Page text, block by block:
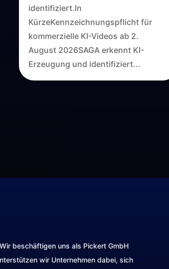
identifiziert.In
KürzeKennzeichnungspflicht für
kommerzielle KI-Videos ab 2.
August 2026SAGA erkennt KI-
Erzeugung und identifiziert...
beschäftigen uns als Pickert GmbH
wir Unternehmen dabei, sich